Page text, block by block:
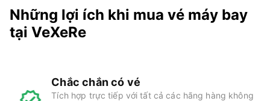
Những lợi ích khi mua vé máy bay
tại VeXeRe
Chắc chắn có vé
Tích hợp trực tiếp với tất cả các hãng hàng không